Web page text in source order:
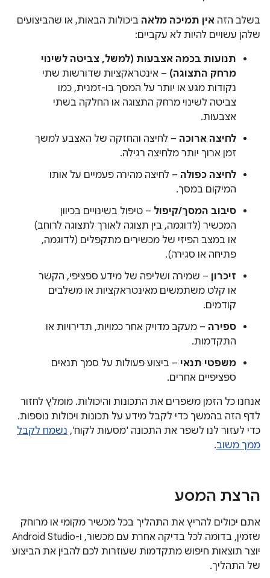
בשלב הזה אין תמיכה מלאה ביכולות הבאות, או שהביצועים
שלהן עשויים להיות לא עקביים:
תנועות בכמה אצבעות (למשל, צביטה לשינוי
מרחק התצוגה) – אינטראקציות שדורשות שתי
נקודות מגע או יותר על המסך בו-זמנית, כמו
צביטה לשינוי מרחק התצוגה או החלקה בשתי
אצבעות.
לחיצה ארוכה – לחיצה והחזקה של האצבע למשך
זמן ארוך יותר מלחיצה רגילה.
לחיצה כפולה – לחיצה מהירה פעמיים על אותו
המיקום במסך.
סיבוב המסך/קיפול – טיפול בשינויים בכיוון
המכשיר (לדוגמה, בין תצוגה לאורך לתצוגה לרוחב)
או במצב הפיזי של מכשירים מתקפלים (לדוגמה,
פתיחה או סגירה).
זיכרון – שמירה ושליפה של מידע ספציפי, הקשר
או קלט משתמשים מאינטראקציות או משלבים
קודמים.
ספירה – מעקב מדויק אחר כמויות, תדירויות או
התקדמות.
משפטי תנאי – ביצוע פעולות על סמך תנאים
ספציפיים אחרים.
אנחנו כל הזמן משפרים את התכונות והיכולות. מומלץ לחזור
לדף הזה בהמשך כדי לקבל מידע על תכונות ויכולות נוספות.
כדי לעזור לנו לשפר את התכונה 'מסעות לקוח', נשמח לקבל
ממך משוב.
הרצת המסע
אתם יכולים להריץ את התהליך בכל מכשיר מקומי או מרוחק
שזמין, בדומה לכל בדיקה אחרת עם מכשור, ו-Android Studio
יוצר תוצאות חיפוש מתקדמות שעוזרות לכם להבין את הביצוע
של התהליך.